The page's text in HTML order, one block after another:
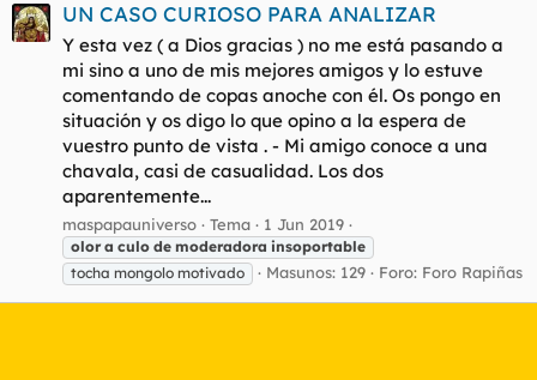
UN CASO CURIOSO PARA ANALIZAR
Y esta vez ( a Dios gracias ) no me está pasando a
mi sino a uno de mis mejores amigos y lo estuve
comentando de copas anoche con él. Os pongo en
situación y os digo lo que opino a la espera de
vuestro punto de vista . - Mi amigo conoce a una
chavala, casi de casualidad. Los dos
aparentemente...
maspapauniverso Tema 1 Jun 2019
olor a culo de moderadora insoportable
tocha mongolo motivado
Masunos: 129 Foro: Foro Rapiñas